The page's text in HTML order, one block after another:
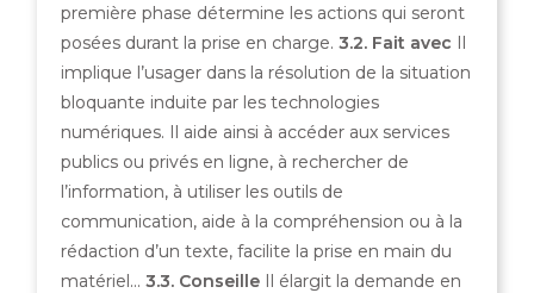
première phase détermine les actions qui seront
posées durant la prise en charge.3.2. Fait avec Il
implique l’usager dans la résolution de la situation
bloquante induite par les technologies
numériques. Il aide ainsi à accéder aux services
publics ou privés en ligne, à rechercher de
l’information, à utiliser les outils de
communication, aide à la compréhension ou à la
rédaction d’un texte, facilite la prise en main du
matériel…3.3. Conseille Il élargit la demande en